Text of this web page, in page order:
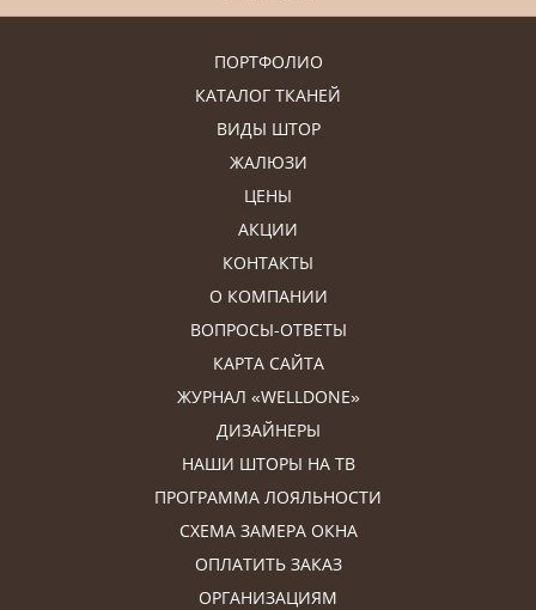
ПОРТФОЛИО
КАТАЛОГ ТКАНЕЙ
ВИДЫ ШТОР
ЖАЛЮЗИ
ЦЕНЫ
АКЦИИ
КОНТАКТЫ
О КОМПАНИИ
ВОПРОСЫ-ОТВЕТЫ
КАРТА САЙТА
ЖУРНАЛ «WELLDONE»
ДИЗАЙНЕРЫ
НАШИ ШТОРЫ НА ТВ
ПРОГРАММА ЛОЯЛЬНОСТИ
СХЕМА ЗАМЕРА ОКНА
ОПЛАТИТЬ ЗАКАЗ
ОРГАНИЗАЦИЯМ